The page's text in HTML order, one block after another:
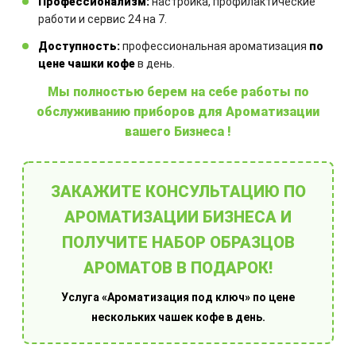
Другие товары
Ароматы
работи и сервис 24 на 7.
Доступность:профессиональная ароматизация по
цене чашки кофев день.
Мы полностью берем на себе работы по
обслуживанию приборов для Ароматизации
вашего Бизнеса !
ЗАКАЖИТЕ КОНСУЛЬТАЦИЮ ПО
АРОМАТИЗАЦИИ БИЗНЕСА И
ПОЛУЧИТЕ НАБОР ОБРАЗЦОВ
АРОМАТОВ В ПОДАРОК!
Услуга «Ароматизация под ключ» по цене
нескольких чашек кофе в день.